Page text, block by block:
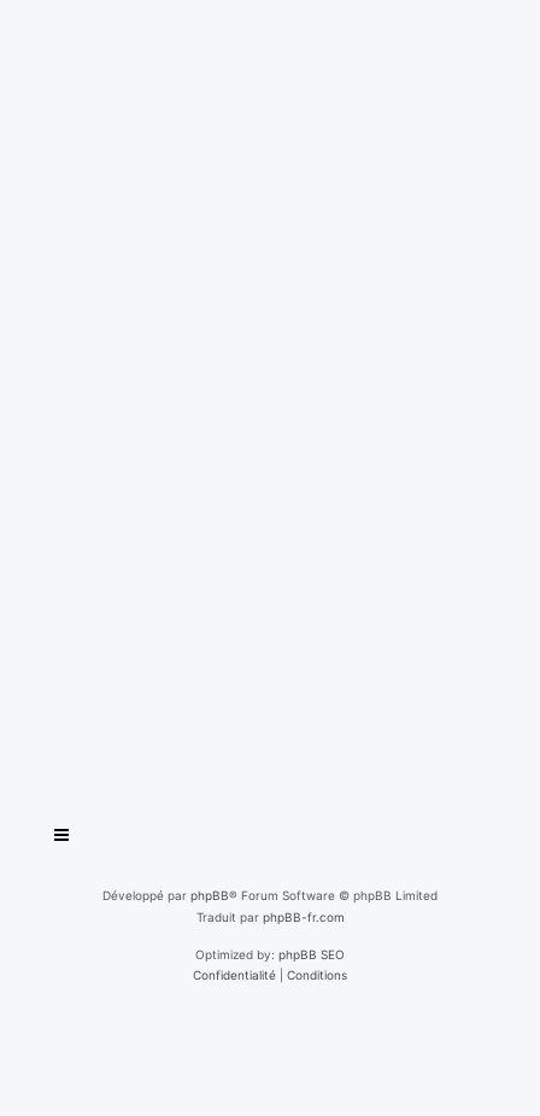
Développé par phpBB® Forum Software © phpBB Limited
Traduit par phpBB-fr.com
Optimized by: phpBB SEO
Confidentialité
Conditions